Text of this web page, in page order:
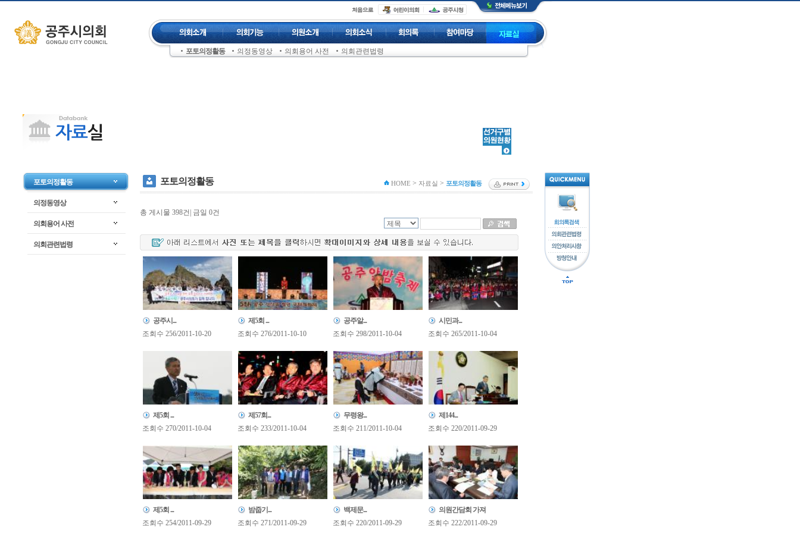
주메뉴 건너뛰기
포토의정활동 의정동영상 의회용어 사전 의회관련법령
좌측메뉴 건너뛰기
포토의정활동
의정동영상
의회용어 사전
의회관련법령
HOME > 자료실 > 포토의정활동
포토의정활동
총 게시물 398건| 금일 0건
공주시...
조회수 256/2011-10-20
제5회 ...
조회수 276/2011-10-10
공주알...
조회수 298/2011-10-04
시민과...
조회수 265/2011-10-04
제5회 ...
조회수 270/2011-10-04
제57회...
조회수 233/2011-10-04
무령왕...
조회수 211/2011-10-04
제144...
조회수 220/2011-09-29
제5회 ...
조회수 254/2011-09-29
밤줍기...
조회수 271/2011-09-29
백제문...
조회수 220/2011-09-29
의원간담회 가져
조회수 222/2011-09-29